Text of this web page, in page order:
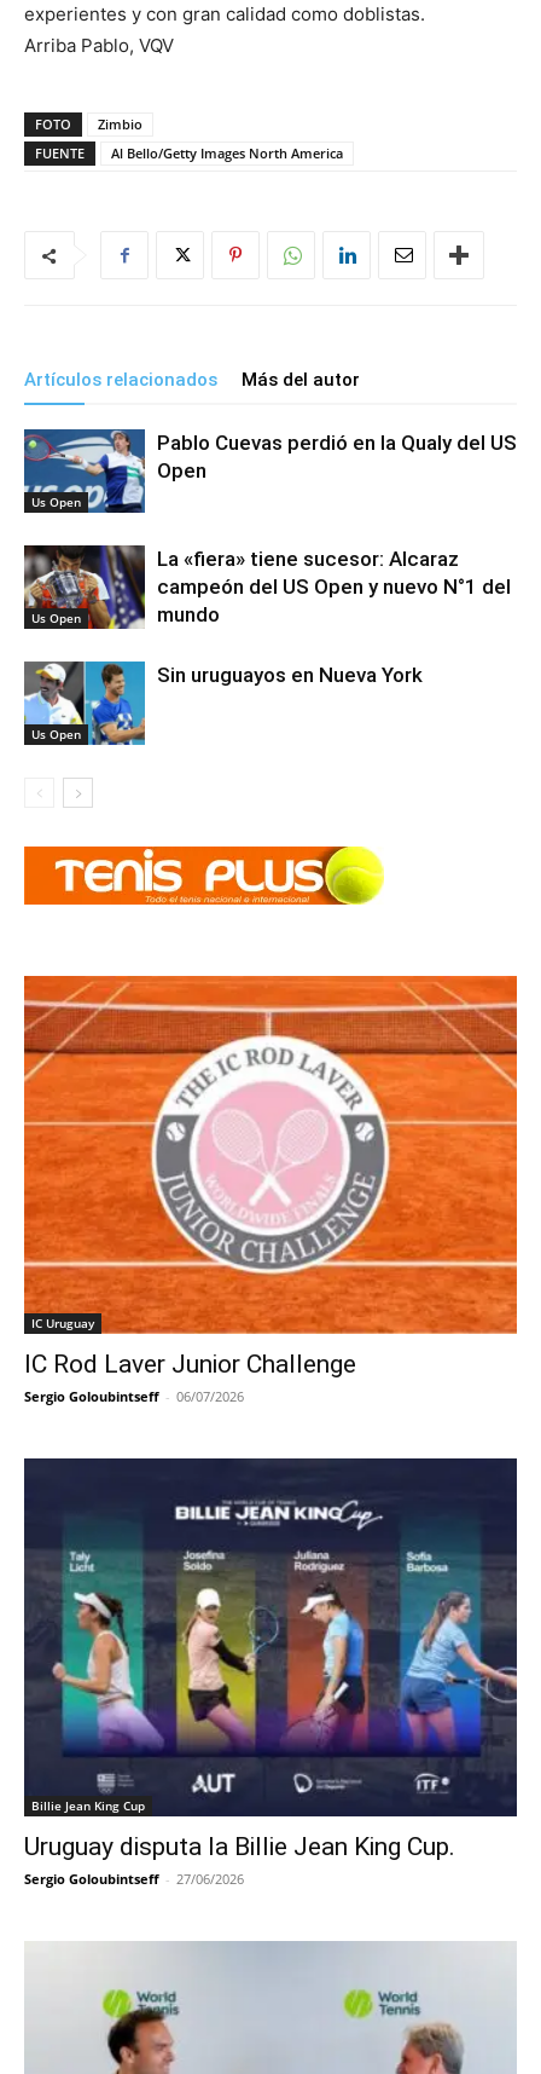
experientes y con gran calidad como doblistas.
Arriba Pablo, VQV
FOTO
Zimbio
FUENTE
Al Bello/Getty Images North America
Artículos relacionados Más del autor
Us Open
Pablo Cuevas perdió en la Qualy del US
Open
Us Open
La «fiera» tiene sucesor: Alcaraz
campeón del US Open y nuevo N°1 del
mundo
Us Open
Sin uruguayos en Nueva York
IC Uruguay
IC Rod Laver Junior Challenge
Sergio Goloubintseff - 06/07/2026
Billie Jean King Cup
Uruguay disputa la Billie Jean King Cup.
Sergio Goloubintseff - 27/06/2026